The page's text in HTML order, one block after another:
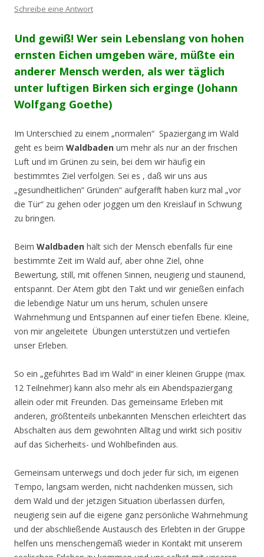
Schreibe eine Antwort
Und gewiß! Wer sein Lebenslang von hohen
ernsten Eichen umgeben wäre, müßte ein
anderer Mensch werden, als wer täglich
unter luftigen Birken sich erginge (Johann
Wolfgang Goethe)
Im Unterschied zu einem „normalen“ Spaziergang im Wald
geht es beim Waldbaden um mehr als nur an der frischen
Luft und im Grünen zu sein, bei dem wir häufig ein
bestimmtes Ziel verfolgen. Sei es , daß wir uns aus
„gesundheitlichen“ Gründen“ aufgerafft haben kurz mal „vor
die Tür“ zu gehen oder joggen um den Kreislauf in Schwung
zu bringen.
Beim Waldbaden hält sich der Mensch ebenfalls für eine
bestimmte Zeit im Wald auf, aber ohne Ziel, ohne
Bewertung, still, mit offenen Sinnen, neugierig und staunend,
entspannt. Der Atem gibt den Takt und wir genießen einfach
die lebendige Natur um uns herum, schulen unsere
Wahrnehmung und Entspannen auf einer tiefen Ebene. Kleine,
von mir angeleitete Übungen unterstützen und vertiefen
unser Erleben.
So ein „geführtes Bad im Wald“ in einer kleinen Gruppe (max.
12 Teilnehmer) kann also mehr als ein Abendspaziergang
allein oder mit Freunden. Das gemeinsame Erleben mit
anderen, größtenteils unbekannten Menschen erleichtert das
Abschalten aus dem gewohnten Alltag und wirkt sich positiv
auf das Sicherheits- und Wohlbefinden aus.
Gemeinsam unterwegs und doch jeder für sich, im eigenen
Tempo, langsam werden, nicht nachdenken müssen, sich
dem Wald und der jetzigen Situation überlassen dürfen,
neugierig sein auf die eigene ganz persönliche Wahrnehmung
und der abschließende Austausch des Erlebten in der Gruppe
helfen uns menschengemäß wieder in Kontakt mit unserem